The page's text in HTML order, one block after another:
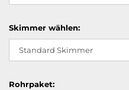
Skimmer wählen:
Rohrpaket: